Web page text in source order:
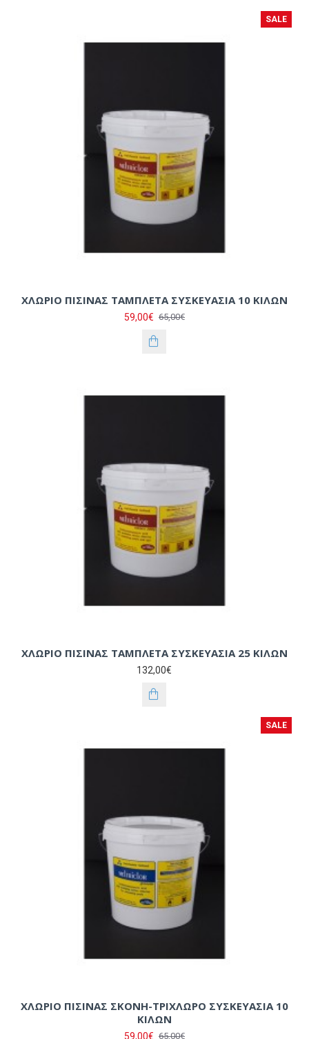
SALE
ΧΛΩΡΙΟ ΠΙΣΙΝΑΣ ΤΑΜΠΛΕΤΑ ΣΥΣΚΕΥΑΣΙΑ 10 ΚΙΛΩΝ
59,00€ 65,00€
ΧΛΩΡΙΟ ΠΙΣΙΝΑΣ ΤΑΜΠΛΕΤΑ ΣΥΣΚΕΥΑΣΙΑ 25 ΚΙΛΩΝ
132,00€
SALE
ΧΛΩΡΙΟ ΠΙΣΙΝΑΣ ΣΚΟΝΗ-ΤΡΙΧΛΩΡΟ ΣΥΣΚΕΥΑΣΙΑ 10
ΚΙΛΩΝ
59,00€ 65,00€